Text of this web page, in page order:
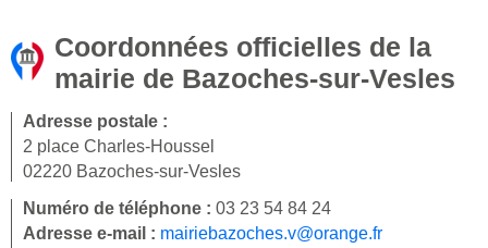
Coordonnées officielles de la
mairie de Bazoches-sur-Vesles
Adresse postale :
2 place Charles-Houssel
02220 Bazoches-sur-Vesles
Numéro de téléphone : 03 23 54 84 24
Adresse e-mail : mairiebazoches.v@orange.fr